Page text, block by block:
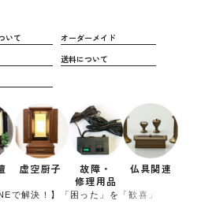
いて
オーダーメイド
送料について
虚空厨子
故障・
修理用品
仏具関連
で解決！】「困った」を「歓喜」に変え